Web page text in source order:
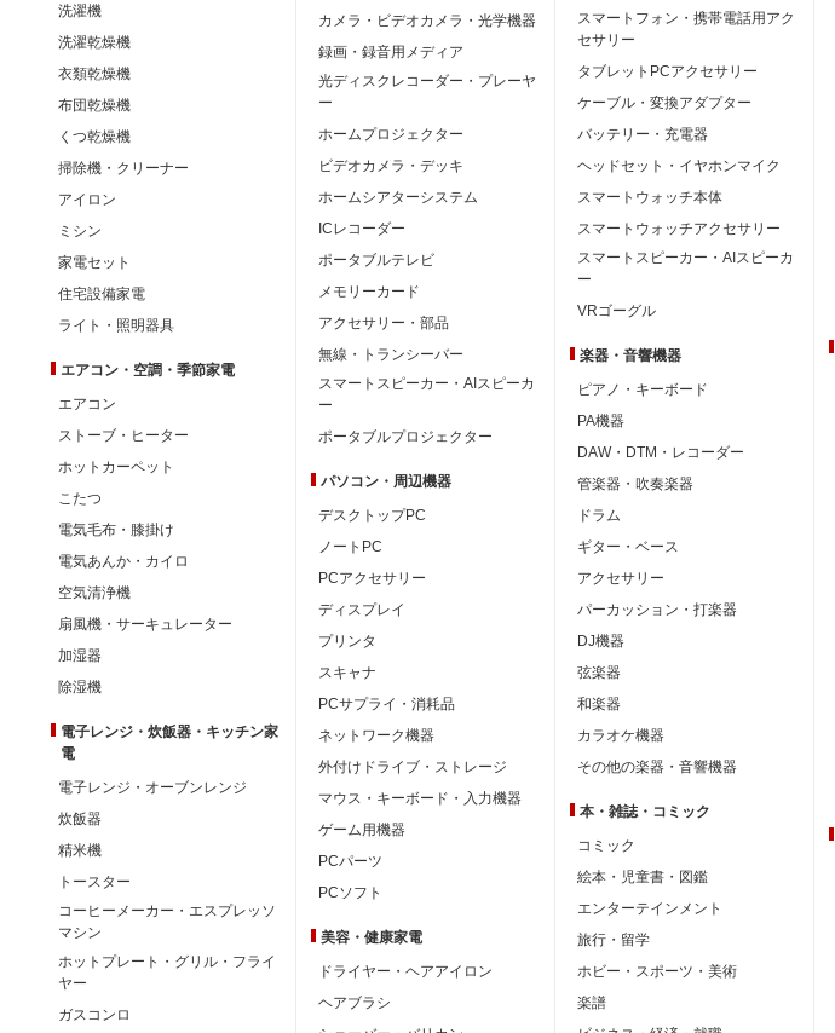
洗濯機
洗濯乾燥機
衣類乾燥機
布団乾燥機
くつ乾燥機
掃除機・クリーナー
アイロン
ミシン
家電セット
住宅設備家電
ライト・照明器具
エアコン・空調・季節家電
エアコン
ストーブ・ヒーター
ホットカーペット
こたつ
電気毛布・膝掛け
電気あんか・カイロ
空気清浄機
扇風機・サーキュレーター
加湿器
除湿機
電子レンジ・炊飯器・キッチン家
電
電子レンジ・オーブンレンジ
炊飯器
精米機
トースター
コーヒーメーカー・エスプレッソ
マシン
ホットプレート・グリル・フライ
ヤー
ガスコンロ
カメラ・ビデオカメラ・光学機器
録画・録音用メディア
光ディスクレコーダー・プレーヤ
ー
ホームプロジェクター
ビデオカメラ・デッキ
ホームシアターシステム
ICレコーダー
ポータブルテレビ
メモリーカード
アクセサリー・部品
無線・トランシーバー
スマートスピーカー・AIスピーカ
ー
ポータブルプロジェクター
パソコン・周辺機器
デスクトップPC
ノートPC
PCアクセサリー
ディスプレイ
プリンタ
スキャナ
PCサプライ・消耗品
ネットワーク機器
外付けドライブ・ストレージ
マウス・キーボード・入力機器
ゲーム用機器
PCパーツ
PCソフト
美容・健康家電
ドライヤー・ヘアアイロン
ヘアブラシ
スマートフォン・携帯電話用アク
セサリー
タブレットPCアクセサリー
ケーブル・変換アダプター
バッテリー・充電器
ヘッドセット・イヤホンマイク
スマートウォッチ本体
スマートウォッチアクセサリー
スマートスピーカー・AIスピーカ
ー
VRゴーグル
楽器・音響機器
ピアノ・キーボード
PA機器
DAW・DTM・レコーダー
管楽器・吹奏楽器
ドラム
ギター・ベース
アクセサリー
パーカッション・打楽器
DJ機器
弦楽器
和楽器
カラオケ機器
その他の楽器・音響機器
本・雑誌・コミック
コミック
絵本・児童書・図鑑
エンターテインメント
旅行・留学
ホビー・スポーツ・美術
楽譜